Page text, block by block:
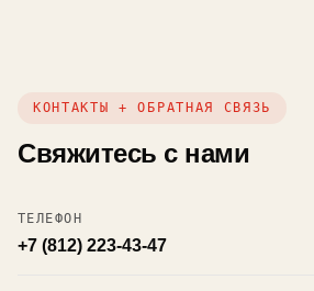
КОНТАКТЫ + ОБРАТНАЯ СВЯЗЬ
Свяжитесь с нами
ТЕЛЕФОН
+7 (812) 223-43-47